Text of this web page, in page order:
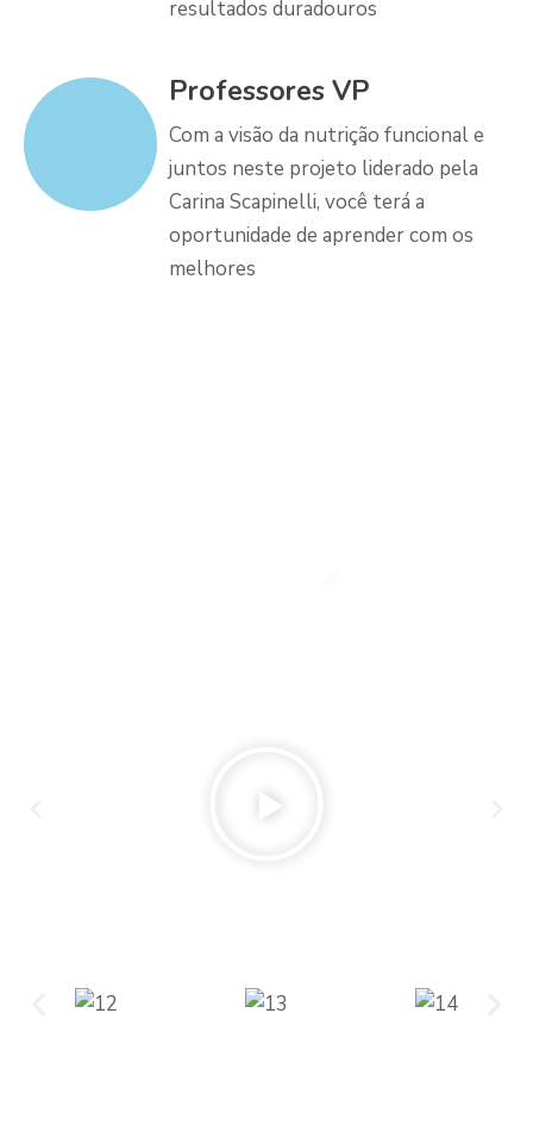
resultados duradouros
Professores VP
Com a visão da nutrição funcional e
juntos neste projeto liderado pela
Carina Scapinelli, você terá a
oportunidade de aprender com os
melhores